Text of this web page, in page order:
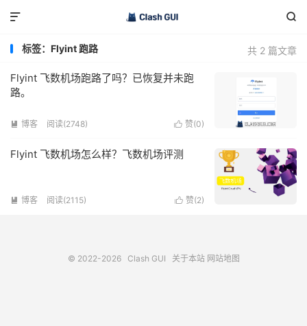


共 2 篇文章
标签：Flyint 跑路
Flyint 飞数机场跑路了吗？已恢复并未跑
路。
 赞(0)
 博客 阅读(2748)
Flyint 飞数机场怎么样？飞数机场评测
 赞(2)
 博客 阅读(2115)
© 2022-2026 Clash GUI 关于本站 网站地图